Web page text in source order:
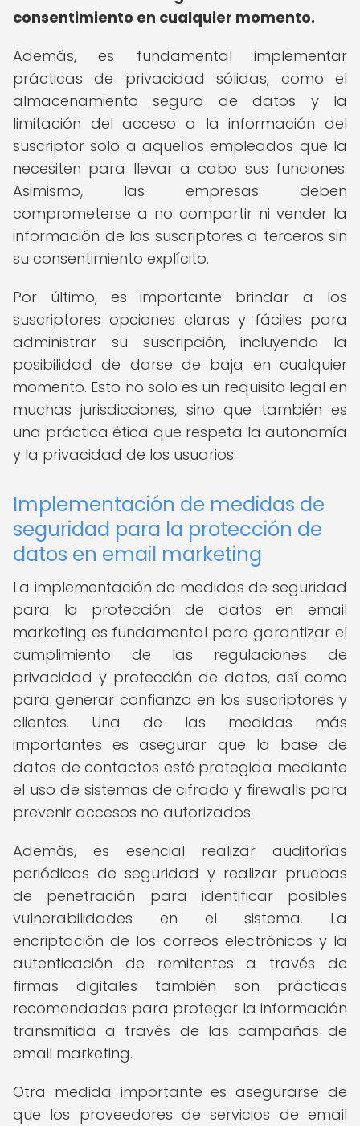
consentimiento en cualquier momento.
Además, es fundamental implementar
prácticas de privacidad sólidas, como el
almacenamiento seguro de datos y la
limitación del acceso a la información del
suscriptor solo a aquellos empleados que la
necesiten para llevar a cabo sus funciones.
Asimismo, las empresas deben
comprometerse a no compartir ni vender la
información de los suscriptores a terceros sin
su consentimiento explícito.
Por último, es importante brindar a los
suscriptores opciones claras y fáciles para
administrar su suscripción, incluyendo la
posibilidad de darse de baja en cualquier
momento. Esto no solo es un requisito legal en
muchas jurisdicciones, sino que también es
una práctica ética que respeta la autonomía
y la privacidad de los usuarios.
Implementación de medidas de
seguridad para la protección de
datos en email marketing
La implementación de medidas de seguridad
para la protección de datos en email
marketing es fundamental para garantizar el
cumplimiento de las regulaciones de
privacidad y protección de datos, así como
para generar confianza en los suscriptores y
clientes. Una de las medidas más
importantes es asegurar que la base de
datos de contactos esté protegida mediante
el uso de sistemas de cifrado y firewalls para
prevenir accesos no autorizados.
Además, es esencial realizar auditorías
periódicas de seguridad y realizar pruebas
de penetración para identificar posibles
vulnerabilidades en el sistema. La
encriptación de los correos electrónicos y la
autenticación de remitentes a través de
firmas digitales también son prácticas
recomendadas para proteger la información
transmitida a través de las campañas de
email marketing.
Otra medida importante es asegurarse de
que los proveedores de servicios de email